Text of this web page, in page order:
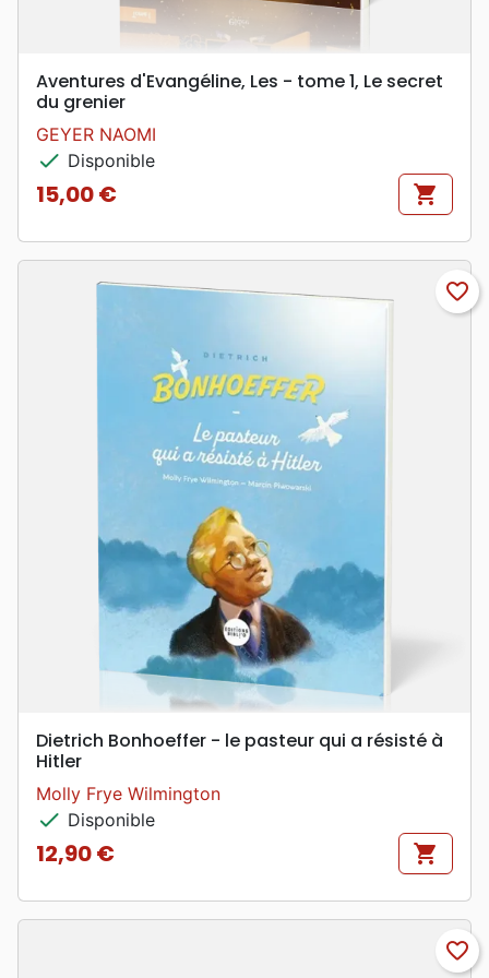
Aventures d'Evangéline, Les - tome 1, Le secret
du grenier
GEYER NAOMI
check Disponible
Prix
15,00 € shopping_cart
favorite_border
Dietrich Bonhoeffer - le pasteur qui a résisté à
Hitler
Molly Frye Wilmington
check Disponible
Prix
12,90 € shopping_cart
favorite_border